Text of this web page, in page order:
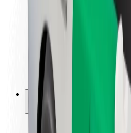
Investerarrelationer
Ledning
Varumärke
Media
Urban Fund
Säkerhet
Kundsäkerhet